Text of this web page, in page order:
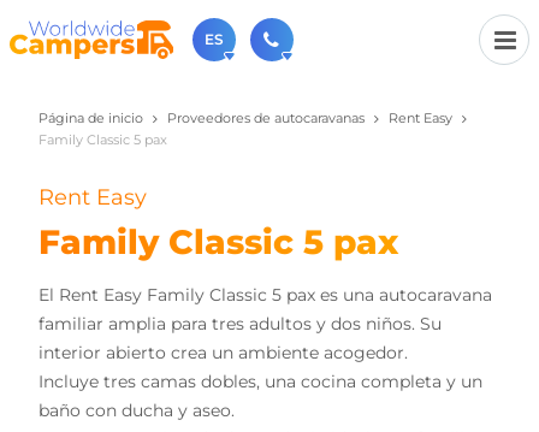
ES
+31 030-6974964
Contáctenos (de lunes a viernes de 09:00h a 17:30h).
sales@worldwidecampers.com
También puede contactarnos por email.
Página de inicio Proveedores de autocaravanas
Rent Easy
Family Classic 5 pax
Rent Easy
Family Classic 5 pax
El Rent Easy Family Classic 5 pax es una autocaravana
familiar amplia para tres adultos y dos niños. Su
interior abierto crea un ambiente acogedor.
Incluye tres camas dobles, una cocina completa y un
baño con ducha y aseo.